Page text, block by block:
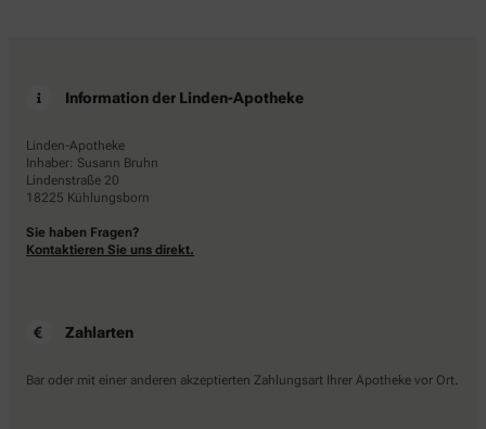
Information der Linden-Apotheke
Linden-Apotheke
Inhaber: Susann Bruhn
Lindenstraße 20
18225 Kühlungsborn
Sie haben Fragen?
Kontaktieren Sie uns direkt.
Zahlarten
Bar oder mit einer anderen akzeptierten Zahlungsart Ihrer Apotheke vor Ort.